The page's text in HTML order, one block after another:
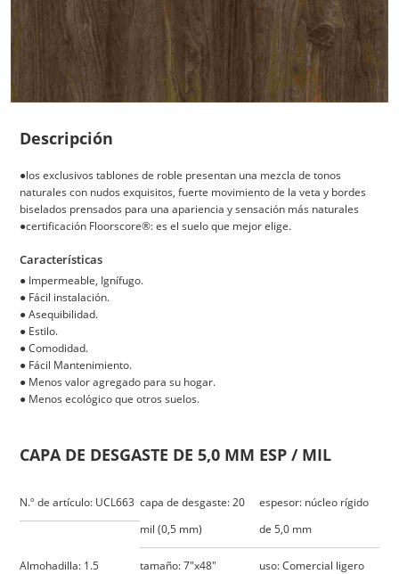
Descripción
●los exclusivos tablones de roble presentan una mezcla de tonos
naturales con nudos exquisitos, fuerte movimiento de la veta y bordes
biselados prensados para una apariencia y sensación más naturales
●certificación Floorscore®: es el suelo que mejor elige.
Características
● Impermeable, Ignífugo.
● Fácil instalación.
●Asequibilidad.
● Estilo.
●Comodidad.
● Fácil Mantenimiento.
● Menos valor agregado para su hogar.
● Menos ecológico que otros suelos.
CAPA DE DESGASTE DE 5,0 MM ESP / MIL
N.º de artículo: UCL663 capa de desgaste: 20
mil (0,5 mm)
espesor: núcleo rígido
de 5,0 mm
Almohadilla: 1.5
tamaño: 7"x48"
uso: Comercial ligero